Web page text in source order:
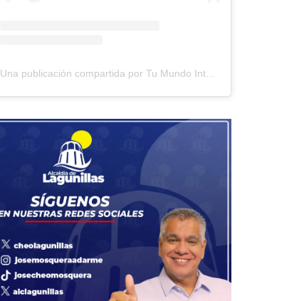
Una publicación compartida por Tu Mundo Inter (@tumundointer)